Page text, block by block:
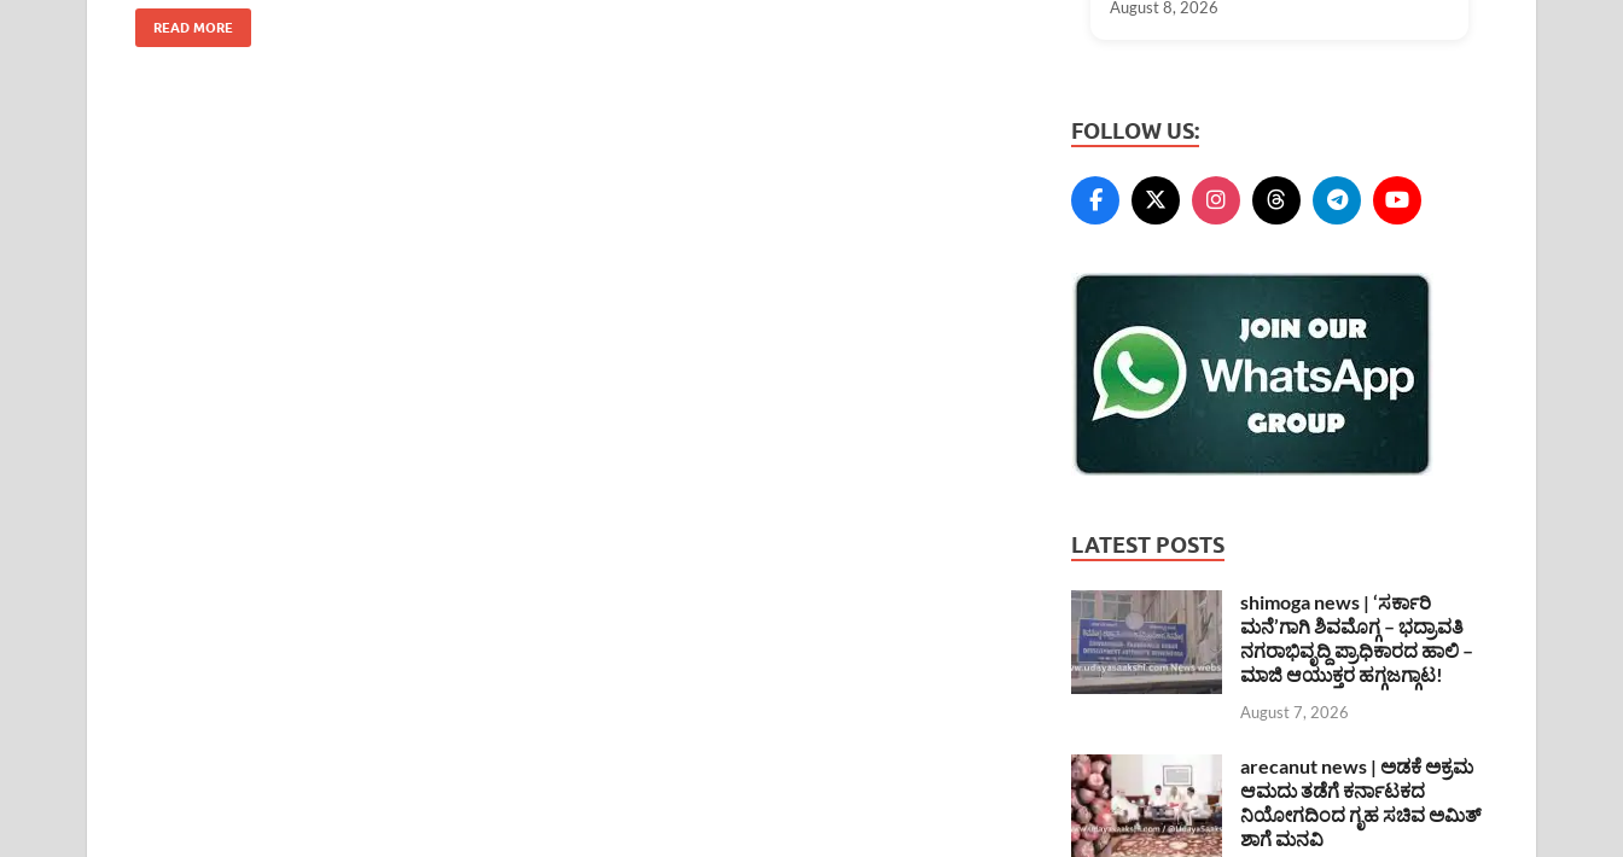
READ MORE
August 8, 2026
FOLLOW US:
LATEST POSTS
shimoga news | ‘ಸರ್ಕಾರಿ
ಮನೆ’ಗಾಗಿ ಶಿವಮೊಗ್ಗ – ಭದ್ರಾವತಿ
ನಗರಾಭಿವೃದ್ದಿ ಪ್ರಾಧಿಕಾರದ ಹಾಲಿ –
ಮಾಜಿ ಆಯುಕ್ತರ ಹಗ್ಗಜಗ್ಗಾಟ!
August 7, 2026
arecanut news | ಅಡಕೆ ಅಕ್ರಮ
ಆಮದು ತಡೆಗೆ ಕರ್ನಾಟಕದ
ನಿಯೋಗದಿಂದ ಗೃಹ ಸಚಿವ ಅಮಿತ್
ಶಾಗೆ ಮನವಿ